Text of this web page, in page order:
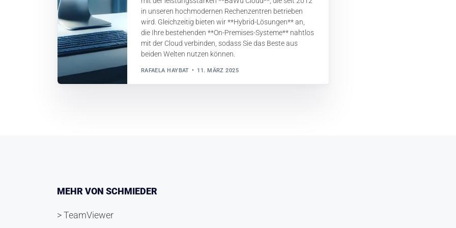
in unseren hochmodernen Rechenzentren betrieben
wird. Gleichzeitig bieten wir **Hybrid-Lösungen** an,
die Ihre bestehenden **On-Premises-Systeme** nahtlos
mit der Cloud verbinden, sodass Sie das Beste aus
beiden Welten nutzen können.
RAFAELA HAYBAT 11. MÄRZ 2025
MEHR VON SCHMIEDER
> TeamViewer